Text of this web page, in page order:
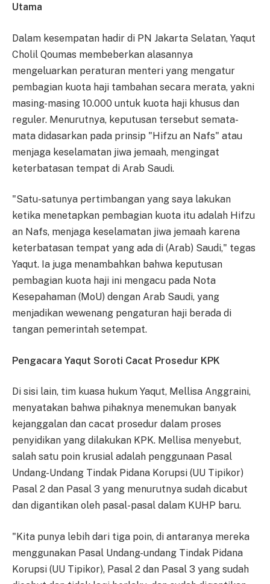
Utama
Dalam kesempatan hadir di PN Jakarta Selatan, Yaqut
Cholil Qoumas membeberkan alasannya
mengeluarkan peraturan menteri yang mengatur
pembagian kuota haji tambahan secara merata, yakni
masing-masing 10.000 untuk kuota haji khusus dan
reguler. Menurutnya, keputusan tersebut semata-
mata didasarkan pada prinsip "Hifzu an Nafs" atau
menjaga keselamatan jiwa jemaah, mengingat
keterbatasan tempat di Arab Saudi.
"Satu-satunya pertimbangan yang saya lakukan
ketika menetapkan pembagian kuota itu adalah Hifzu
an Nafs, menjaga keselamatan jiwa jemaah karena
keterbatasan tempat yang ada di (Arab) Saudi," tegas
Yaqut. Ia juga menambahkan bahwa keputusan
pembagian kuota haji ini mengacu pada Nota
Kesepahaman (MoU) dengan Arab Saudi, yang
menjadikan wewenang pengaturan haji berada di
tangan pemerintah setempat.
Pengacara Yaqut Soroti Cacat Prosedur KPK
Di sisi lain, tim kuasa hukum Yaqut, Mellisa Anggraini,
menyatakan bahwa pihaknya menemukan banyak
kejanggalan dan cacat prosedur dalam proses
penyidikan yang dilakukan KPK. Mellisa menyebut,
salah satu poin krusial adalah penggunaan Pasal
Undang-Undang Tindak Pidana Korupsi (UU Tipikor)
Pasal 2 dan Pasal 3 yang menurutnya sudah dicabut
dan digantikan oleh pasal-pasal dalam KUHP baru.
"Kita punya lebih dari tiga poin, di antaranya mereka
menggunakan Pasal Undang-undang Tindak Pidana
Korupsi (UU Tipikor), Pasal 2 dan Pasal 3 yang sudah